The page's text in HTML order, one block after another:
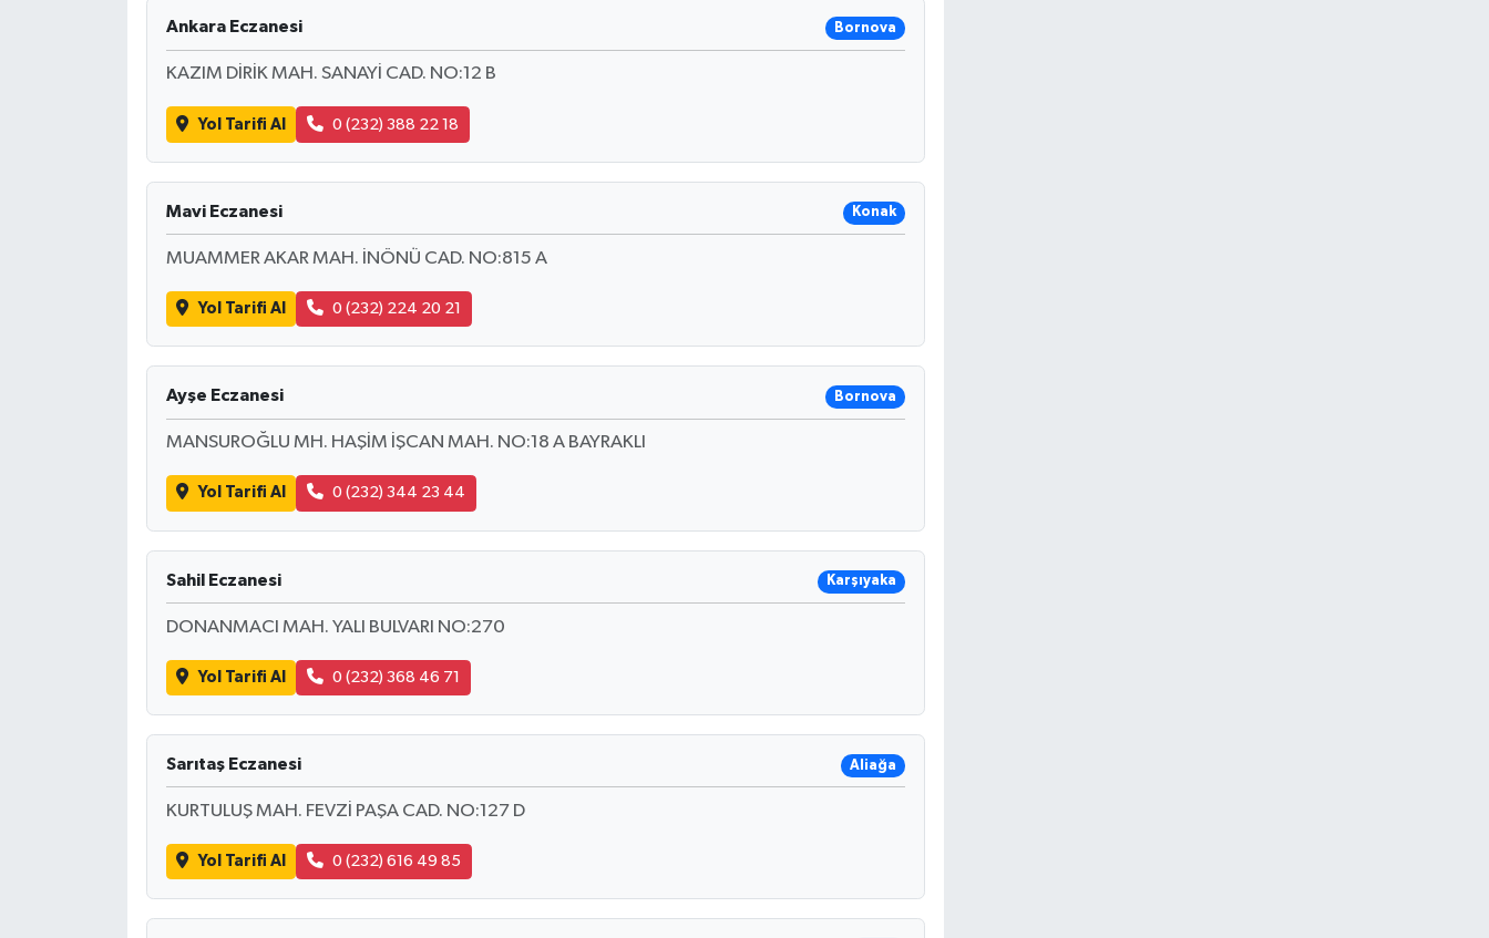
Ankara Eczanesi Bornova
KAZIM DİRİK MAH. SANAYİ CAD. NO:12 B
Yol Tarifi Al 0 (232) 388 22 18
Mavi Eczanesi Konak
MUAMMER AKAR MAH. İNÖNÜ CAD. NO:815 A
Yol Tarifi Al 0 (232) 224 20 21
Ayşe Eczanesi Bornova
MANSUROĞLU MH. HAŞİM İŞCAN MAH. NO:18 A BAYRAKLI
Yol Tarifi Al 0 (232) 344 23 44
Sahil Eczanesi Karşıyaka
DONANMACI MAH. YALI BULVARI NO:270
Yol Tarifi Al 0 (232) 368 46 71
Sarıtaş Eczanesi Aliağa
KURTULUŞ MAH. FEVZİ PAŞA CAD. NO:127 D
Yol Tarifi Al 0 (232) 616 49 85